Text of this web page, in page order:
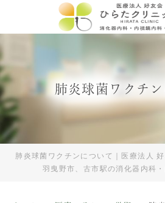
肺炎球菌ワクチ
肺炎球菌ワクチンについて｜医療法人
羽曳野市、古市駅の消化器内科